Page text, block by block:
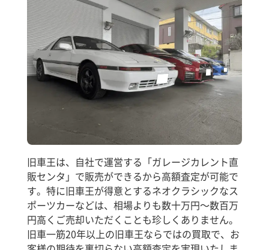
旧車王は、自社で運営する「ガレージカレント直
販センタ」で販売ができるから高額査定が可能で
す。特に旧車王が得意とするネオクラシックなス
ポーツカーなどは、相場よりも数十万円～数百万
円高くご売却いただくことも珍しくありません。
旧車一筋20年以上の旧車王ならではの買取で、お